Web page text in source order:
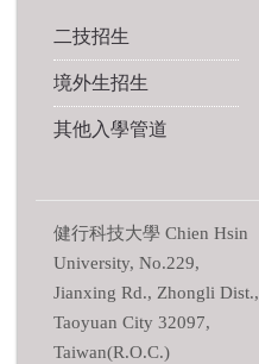
二技招生
境外生招生
其他入學管道
健行科技大學 Chien Hsin
University, No.229,
Jianxing Rd., Zhongli Dist.,
Taoyuan City 32097,
Taiwan(R.O.C.)